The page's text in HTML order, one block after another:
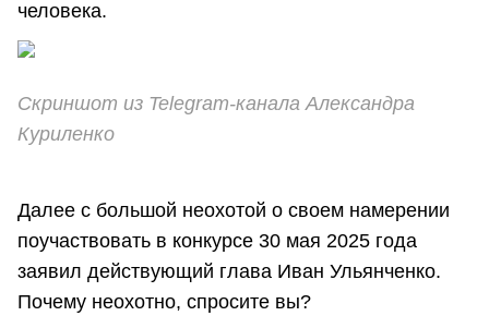
человека.
Скриншот из Telegram-канала Александра
Куриленко
Далее с большой неохотой о своем намерении
поучаствовать в конкурсе 30 мая 2025 года
заявил действующий глава Иван Ульянченко.
Почему неохотно, спросите вы?